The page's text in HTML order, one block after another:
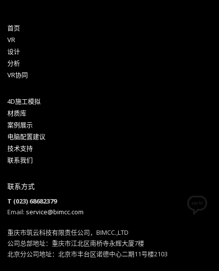
首页
VR
设计
分析
VR协同
4D施工模拟
材质库
案例展示
电脑配置建议
技术支持
联系我们
联系方式
T (023) 68682379
Email: service@bimcc.com
重庆市筑云科技有限责任公司，BIMCC.,LTD
公司总部地址：重庆市江北区南桥寺永辉大厦7楼
北京分公司地址：北京市丰台区诺德中心二期11号楼2103